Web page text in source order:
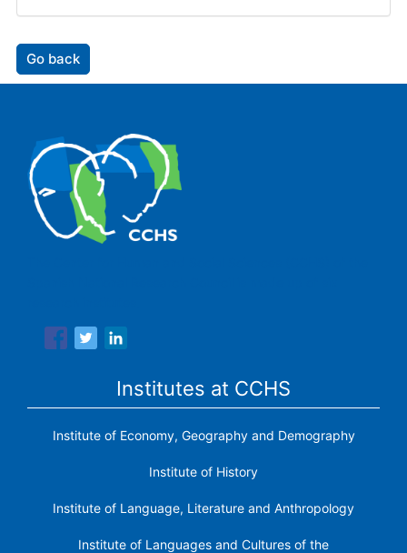
Go back
Institutes at CCHS
Institute of Economy, Geography and Demography
Institute of History
Institute of Language, Literature and Anthropology
Institute of Languages ​​and Cultures of the